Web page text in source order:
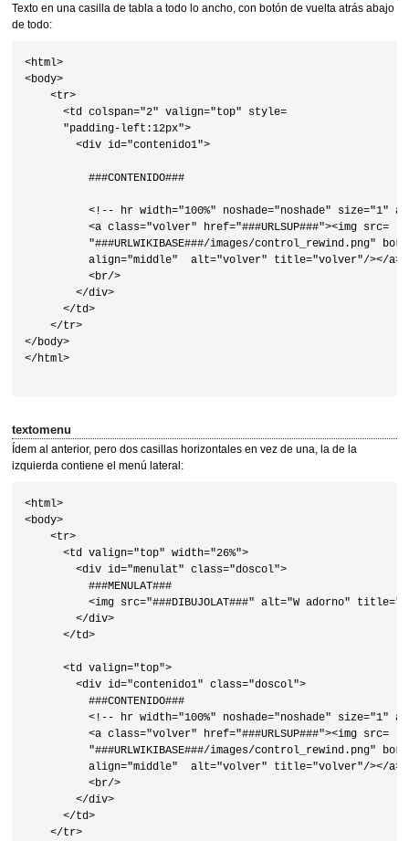
Texto en una casilla de tabla a todo lo ancho, con botón de vuelta atrás abajo
de todo:
<html>
<body>
    <tr>
      <td colspan="2" valign="top" style=
      "padding-left:12px">
        <div id="contenido1">
          ###CONTENIDO###
<!-- hr width="100%" noshade="noshade" size="1"
          <a class="volver" href="###URLSUP###"><img src=
"###URLWIKIBASE###/images/control_rewind.png"
align="middle"  alt="volver" title="volver"/></
          <br/>
        </div>
      </td>
    </tr>
</body>
</html>
textomenu
Ídem al anterior, pero dos casillas horizontales en vez de una, la de la
izquierda contiene el menú lateral:
<html>
<body>
    <tr>
      <td valign="top" width="26%">
        <div id="menulat" class="doscol">
          ###MENULAT###
<img src="###DIBUJOLAT###" alt="W adorno"
        </div>
      </td>
      <td valign="top">
        <div id="contenido1" class="doscol">
          ###CONTENIDO###
<!-- hr width="100%" noshade="noshade" size="1"
          <a class="volver" href="###URLSUP###"><img src=
"###URLWIKIBASE###/images/control_rewind.png"
align="middle"  alt="volver" title="volver"/></
          <br/>
        </div>
      </td>
    </tr>